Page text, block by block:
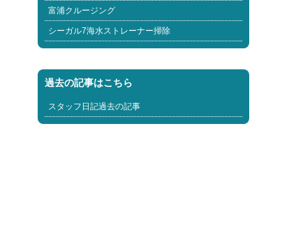
富浦クルージング
シーガル7海水ストレーナー掃除
過去の記事はこちら
スタッフ日記過去の記事